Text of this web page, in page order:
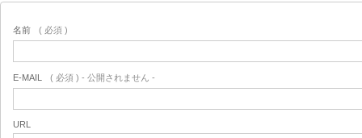
名前 ( 必須 )
E-MAIL ( 必須 ) - 公開されません -
URL